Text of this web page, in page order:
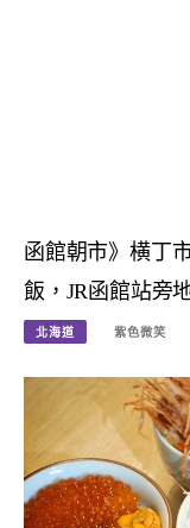
函館朝市》横丁
飯，JR函館站旁
北海道 紫色微笑